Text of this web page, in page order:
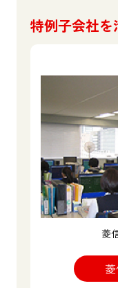
特例子会社
菱